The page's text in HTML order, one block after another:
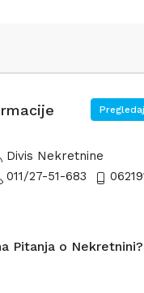
Divis Nekretnine
011/27-51-683
Pitanja o Nekretnini?